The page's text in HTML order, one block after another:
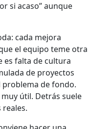
si acaso” aunque
cada mejora
el equipo teme otra
es falta de cultura
de proyectos
de fondo.
útil. Detrás suele